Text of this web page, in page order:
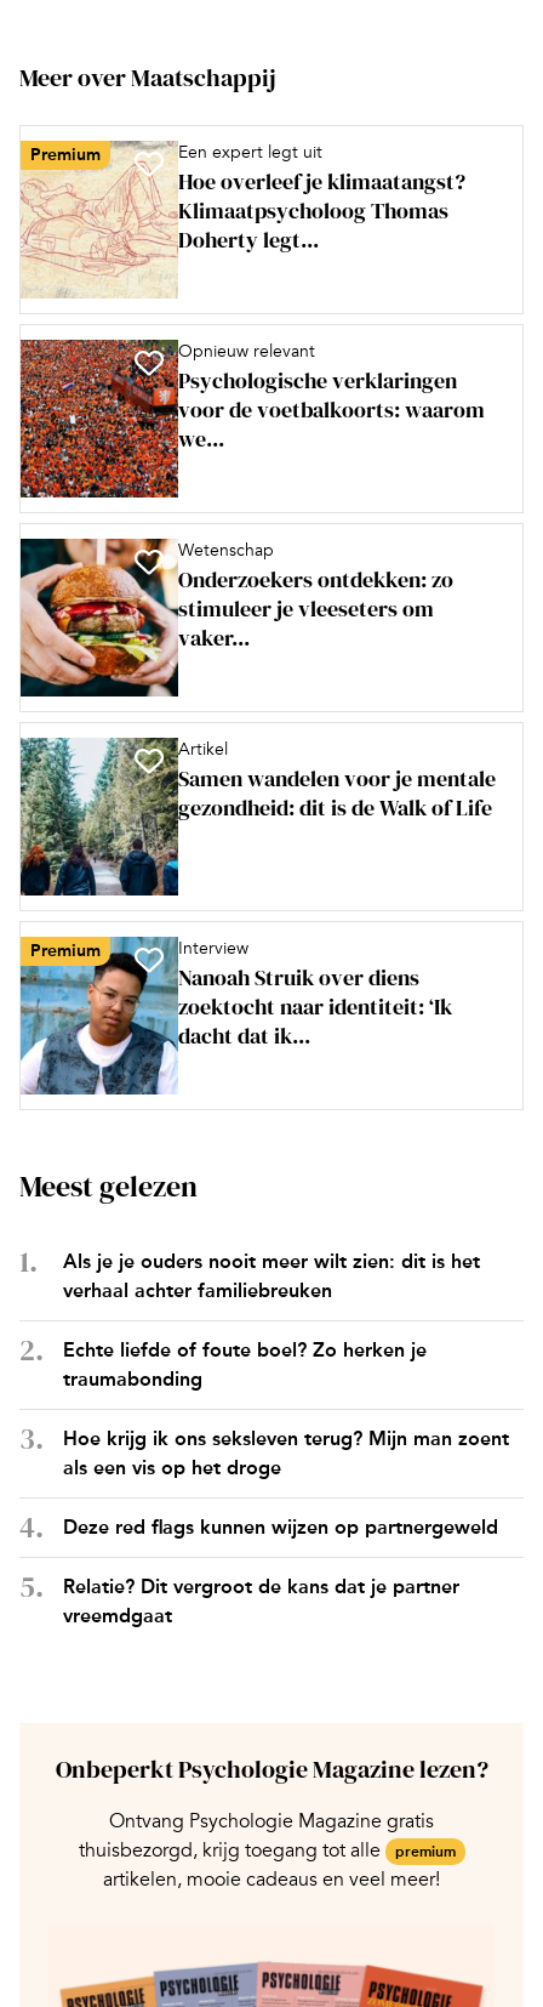
Meer over Maatschappij
Premium Een expert legt uit
Hoe overleef je klimaatangst?
Klimaatpsycholoog Thomas
Doherty legt...
Opnieuw relevant
Psychologische verklaringen
voor de voetbalkoorts: waarom
we...
Wetenschap
Onderzoekers ontdekken: zo
stimuleer je vleeseters om
vaker...
Artikel
Samen wandelen voor je mentale
gezondheid: dit is de Walk of Life
Premium Interview
Nanoah Struik over diens
zoektocht naar identiteit: ‘Ik
dacht dat ik...
Meest gelezen
Als je je ouders nooit meer wilt zien: dit is het
verhaal achter familiebreuken
Echte liefde of foute boel? Zo herken je
traumabonding
Hoe krijg ik ons seksleven terug? Mijn man zoent
als een vis op het droge
Deze red flags kunnen wijzen op partnergeweld
Relatie? Dit vergroot de kans dat je partner
vreemdgaat
Onbeperkt Psychologie Magazine lezen?
Ontvang Psychologie Magazine gratis
thuisbezorgd, krijg toegang tot alle
premium
artikelen, mooie cadeaus en veel meer!